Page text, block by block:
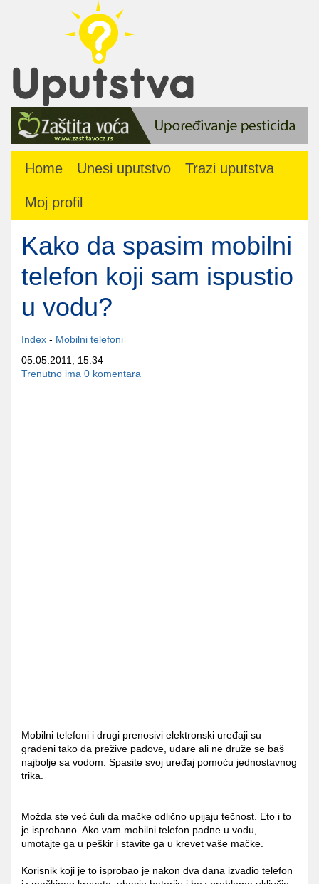
Home Unesi uputstvo Trazi uputstva
Moj profil
Kako da spasim mobilni
telefon koji sam ispustio
u vodu?
Index - Mobilni telefoni
05.05.2011, 15:34
Trenutno ima 0 komentara
Mobilni telefoni i drugi prenosivi elektronski uređaji su
građeni tako da prežive padove, udare ali ne druže se baš
najbolje sa vodom. Spasite svoj uređaj pomoću jednostavnog
trika.
Možda ste već čuli da mačke odlično upijaju tečnost. Eto i to
je isprobano. Ako vam mobilni telefon padne u vodu,
umotajte ga u peškir i stavite ga u krevet vaše mačke.
Korisnik koji je to isprobao je nakon dva dana izvadio telefon